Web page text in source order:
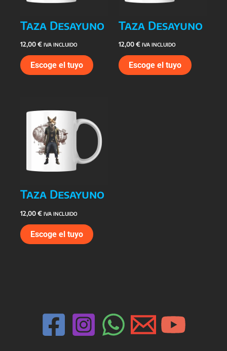
Taza Desayuno
12,00€ IVA INCLUIDO
Escoge el tuyo
Taza Desayuno
12,00€ IVA INCLUIDO
Escoge el tuyo
Taza Desayuno
12,00€ IVA INCLUIDO
Escoge el tuyo